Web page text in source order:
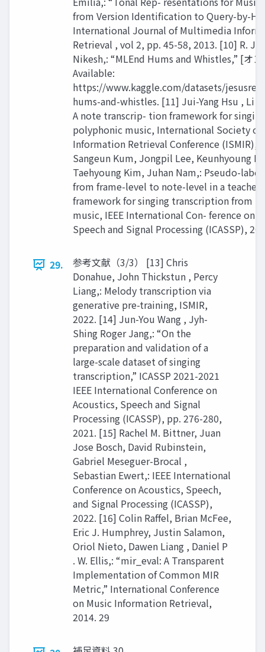
from Version Identification to Query-by-
International Journal of Multimedia
Retrieval , vol 2, pp. 45-58, 2013. [10] R.
Nikesh,: “MLEnd Hums and Whistles,” [オ
Available:
https://www.kaggle.com/datasets/
hums-and-whistles. [11] Jui-Yang Hsu , Li
A note transcrip- tion framework for
polyphonic music, International Society of
Information Retrieval Conference (ISMIR),
Sangeun Kum, Jongpil Lee, Keunhyoung
Taehyoung Kim, Juhan Nam,: Pseudo-
from frame-level to note-level in a
framework for singing transcription from
music, IEEE International Con- ference on
Speech and Signal Processing (ICASSP),
29.
参考文献（3/3） [13] Chris
Donahue, John Thickstun , Percy
Liang,: Melody transcription via
generative pre-training, ISMIR,
2022. [14] Jun-You Wang , Jyh-
Shing Roger Jang,: “On the
preparation and validation of a
large-scale dataset of singing
transcription,” ICASSP 2021-2021
IEEE International Conference on
Acoustics, Speech and Signal
Processing (ICASSP), pp. 276-280,
2021. [15] Rachel M. Bittner, Juan
Jose Bosch, David Rubinstein,
Gabriel Meseguer-Brocal ,
Sebastian Ewert,: IEEE International
Conference on Acoustics, Speech,
and Signal Processing (ICASSP),
2022. [16] Colin Raﬀel, Brian McFee,
Eric J. Humphrey, Justin Salamon,
Oriol Nieto, Dawen Liang , Daniel P
. W. Ellis,: “mir_eval: A Transparent
Implementation of Common MIR
Metric,” International Conference
on Music Information Retrieval,
2014. 29